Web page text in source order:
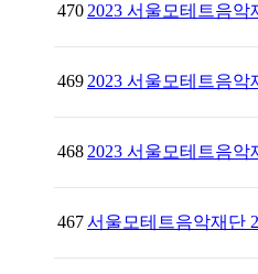
470 2023 서울모테트음
469 2023 서울모테트음
468 2023 서울모테트음
467서울모테트음악재단